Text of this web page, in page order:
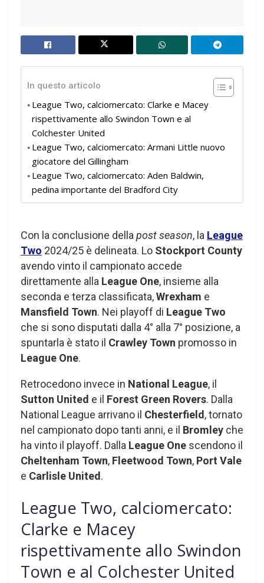
In questo articolo
League Two, calciomercato: Clarke e Macey
rispettivamente allo Swindon Town e al
Colchester United
League Two, calciomercato: Armani Little nuovo
giocatore del Gillingham
League Two, calciomercato: Aden Baldwin,
pedina importante del Bradford City
Con la conclusione della post season, la League
Two 2024/25 è delineata. Lo Stockport County
avendo vinto il campionato accede
direttamente alla League One, insieme alla
seconda e terza classificata,Wrexham e
Mansfield Town. Nei playoff di League Two
che si sono disputati dalla 4° alla 7° posizione, a
spuntarla è stato il Crawley Town promosso in
League One.
Retrocedono invece in National League, il
Sutton United e il Forest Green Rovers. Dalla
National League arrivano il Chesterfield , tornato
nel campionato dopo tanti anni, e il Bromley che
ha vinto il playoff. Dalla League One scendono il
Cheltenham Town, Fleetwood Town, Port Vale
e Carlisle United .
League Two, calciomercato:
Clarke e Macey
rispettivamente allo Swindon
Town e al Colchester United